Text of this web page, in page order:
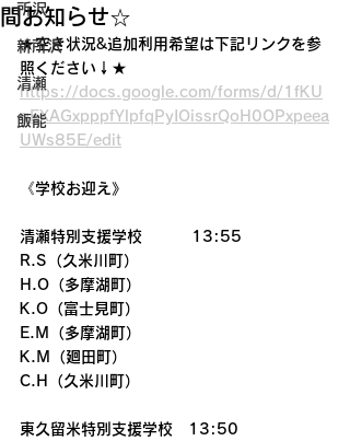
所沢
新所沢
清瀬
飯能
間お知らせ☆
★空き状況&追加利用希望は下記リンクを参
照ください↓★
https://docs.google.com/forms/d/1fKU
qEXAGxpppfYlpfqPyIOissrQoH0OPxpeea
UWs85E/edit
《学校お迎え》
清瀬特別支援学校         13:55
R.S（久米川町）
H.O（多摩湖町）
K.O（富士見町）
E.M（多摩湖町）
K.M（廻田町）
C.H（久米川町）
東久留米特別支援学校　13:50